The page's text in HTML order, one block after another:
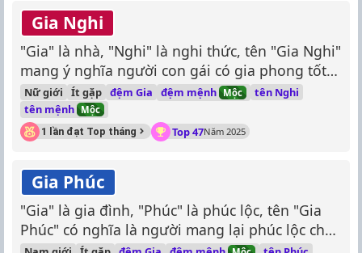
Gia Nghi
"Gia" là nhà, "Nghi" là nghi thức, tên "Gia Nghi"
mang ý nghĩa người con gái có gia phong tốt
đẹp, nghi thức đúng mực.
Nữ giới Ít gặp đệm Gia đệm mệnh Mộc
tên Nghi
tên mệnh Mộc
1 lần đạt Top tháng
Top 47Năm 2025
Gia Phúc
"Gia" là gia đình, "Phúc" là phúc lộc, tên "Gia
Phúc" có nghĩa là người mang lại phúc lộc cho
gia đình.